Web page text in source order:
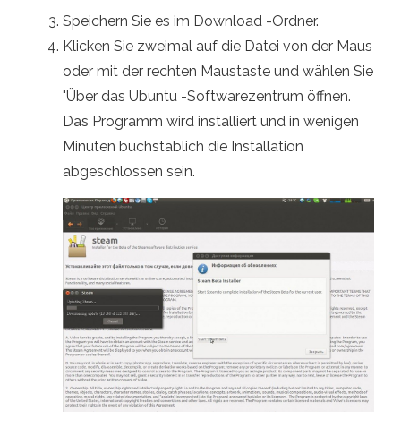
Speichern Sie es im Download -Ordner.
Klicken Sie zweimal auf die Datei von der Maus
oder mit der rechten Maustaste und wählen Sie
"Über das Ubuntu -Softwarezentrum öffnen.
Das Programm wird installiert und in wenigen
Minuten buchstäblich die Installation
abgeschlossen sein.